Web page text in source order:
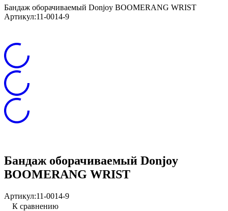
Бандаж оборачиваемый Donjoy BOOMERANG WRIST
Артикул:11-0014-9
Бандаж оборачиваемый Donjoy
BOOMERANG WRIST
Артикул:11-0014-9
К сравнению